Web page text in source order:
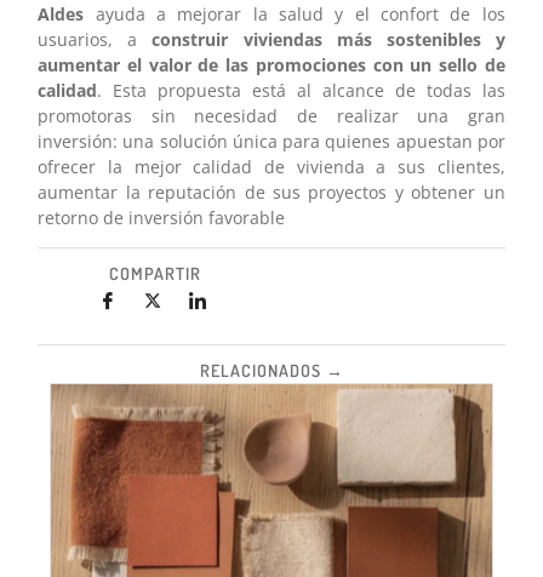
Aldes ayuda a mejorar la salud y el confort de los
usuarios, aconstruir viviendas más sostenibles y
aumentar el valor de las promociones con un sello de
calidad. Esta propuesta está al alcance de todas las
promotoras sin necesidad de realizar una gran
inversión: una solución única para quienes apuestan por
ofrecer la mejor calidad de vivienda a sus clientes,
aumentar la reputación de sus proyectos y obtener un
retorno de inversión favorable
COMPARTIR
RELACIONADOS →